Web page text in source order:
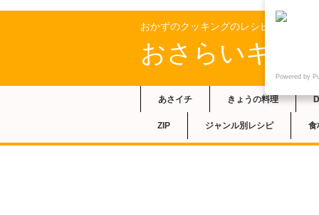
おかずのクッキングのレシピ
おさらいキッ
あさイチ きょうの料理
ZIP ジャンル別レシピ 食
Powered by